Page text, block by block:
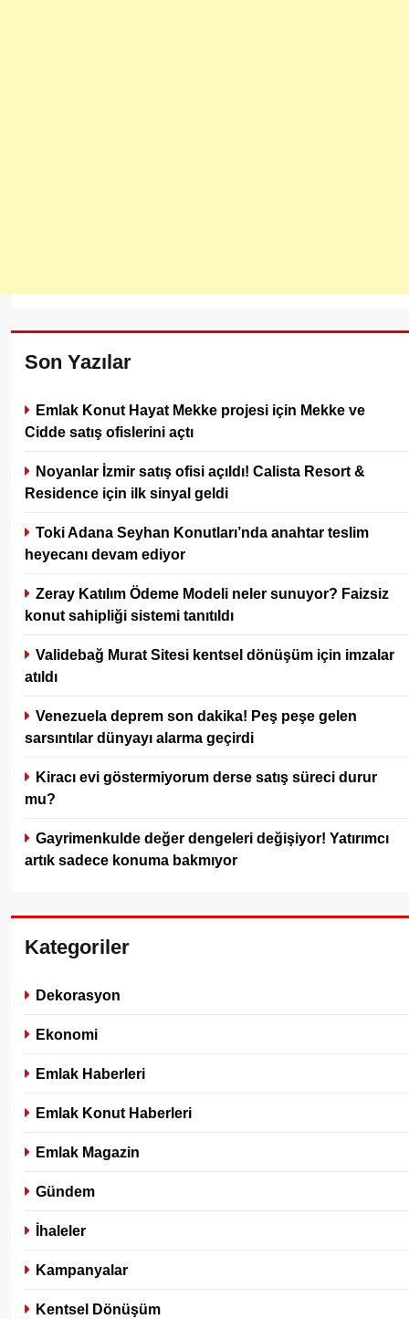
Son Yazılar
Emlak Konut Hayat Mekke projesi için Mekke ve
Cidde satış ofislerini açtı
Noyanlar İzmir satış ofisi açıldı! Calista Resort &
Residence için ilk sinyal geldi
Toki Adana Seyhan Konutları’nda anahtar teslim
heyecanı devam ediyor
Zeray Katılım Ödeme Modeli neler sunuyor? Faizsiz
konut sahipliği sistemi tanıtıldı
Validebağ Murat Sitesi kentsel dönüşüm için imzalar
atıldı
Venezuela deprem son dakika! Peş peşe gelen
sarsıntılar dünyayı alarma geçirdi
Kiracı evi göstermiyorum derse satış süreci durur
mu?
Gayrimenkulde değer dengeleri değişiyor! Yatırımcı
artık sadece konuma bakmıyor
Kategoriler
Dekorasyon
Ekonomi
Emlak Haberleri
Emlak Konut Haberleri
Emlak Magazin
Gündem
İhaleler
Kampanyalar
Kentsel Dönüşüm